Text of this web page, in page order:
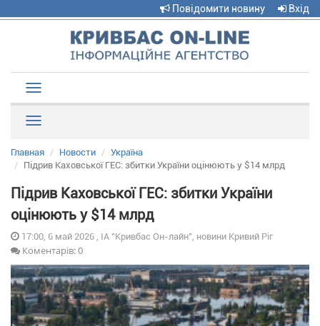
Повідомити новину Вхід
navigation
Главная Новости
Україна
Підрив Каховської ГЕС: збитки України оцінюють у $14 млрд
Підрив Каховської ГЕС: збитки України
оцінюють у $14 млрд
17:00, 6 май 2026 , ІА "Кривбас Он-лайн", новини Кривий Ріг
Коментарів: 0